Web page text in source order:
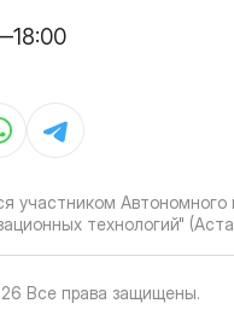
участником Автономного
технологий"
Все права защищены.